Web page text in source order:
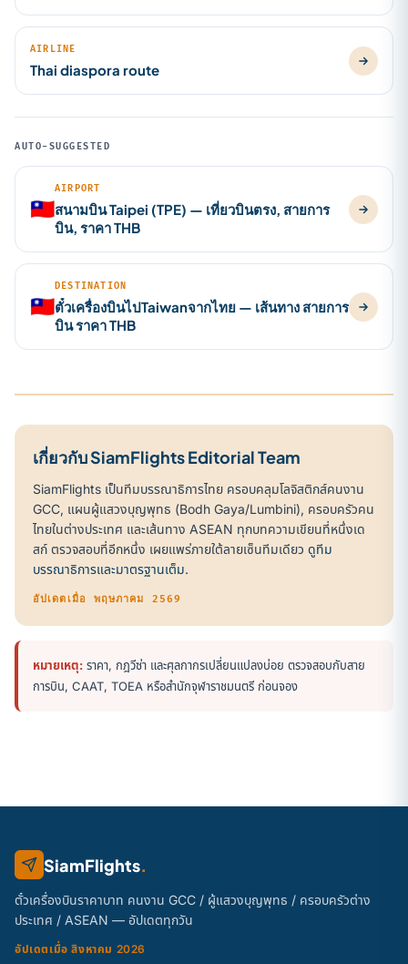
AIRLINE
Thai diaspora route
AUTO-SUGGESTED
🇹🇼
AIRPORT
สนามบิน Taipei (TPE) — เที่ยวบินตรง, สายการ
บิน, ราคา THB
🇹🇼
DESTINATION
ตั๋วเครื่องบินไปTaiwanจากไทย — เส้นทาง สายการ
บิน ราคา THB
เกี่ยวกับ SiamFlights Editorial Team
SiamFlights เป็นทีมบรรณาธิการไทย ครอบคลุมโลจิสติกส์คนงาน
GCC, แผนผู้แสวงบุญพุทธ (Bodh Gaya/Lumbini), ครอบครัวคน
ไทยในต่างประเทศ และเส้นทาง ASEAN ทุกบทความเขียนที่หนึ่งเด
สก์ ตรวจสอบที่อีกหนึ่ง เผยแพร่ภายใต้ลายเซ็นทีมเดียว ดูทีม
บรรณาธิการและมาตรฐานเต็ม.
อัปเดตเมื่อ พฤษภาคม 2569
หมายเหตุ: ราคา, กฎวีซ่า และศุลกากรเปลี่ยนแปลงบ่อย ตรวจสอบกับสาย
การบิน, CAAT, TOEA หรือสำนักจุฬาราชมนตรี ก่อนจอง
SiamFlights.
ตั๋วเครื่องบินราคาบาท คนงาน GCC / ผู้แสวงบุญพุทธ / ครอบครัวต่าง
ประเทศ / ASEAN — อัปเดตทุกวัน
อัปเดตเมื่อ สิงหาคม 2026